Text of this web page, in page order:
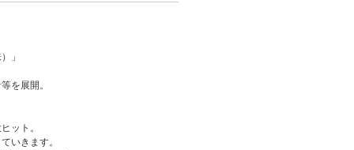
」
を展開。
ット。
いきます。